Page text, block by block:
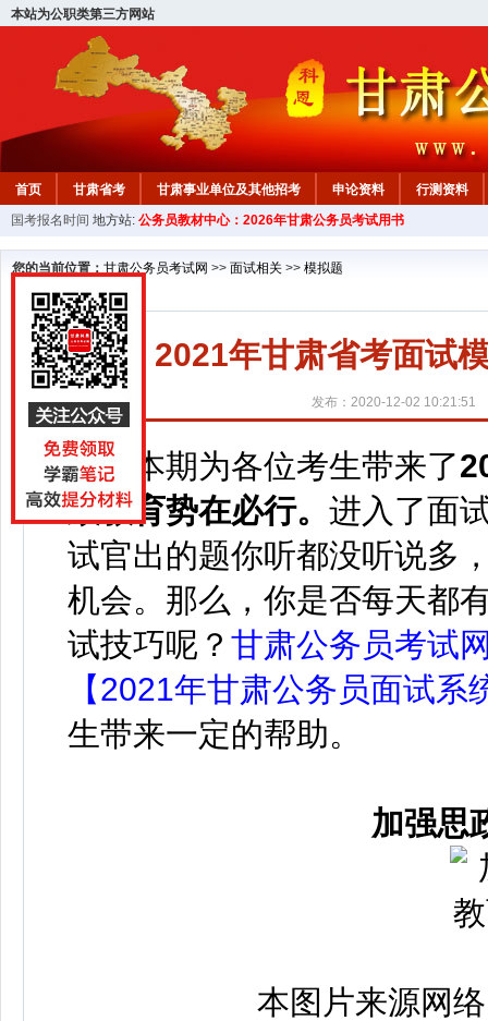
本站为公职类第三方网站
首页 甘肃省考 甘肃事业单位及其他招考 申论资料
行测资料
国考报名时间 地方站: 公务员教材中心：2026年甘肃公务员考试用书
您的当前位置： 甘肃公务员考试网 >> 面试相关 >> 模拟题
2021年甘肃省考面试
发布：2020-12-02 10:21:51
本期为各位考生带来了
政教育势在必行。 进入了面
试官出的题你听都没听说多
机会。那么，你是否每天都
试技巧呢？ 甘肃公务员考试
【2021年甘肃公务员面试系
生带来一定的帮助。
加强思
本图片来源网